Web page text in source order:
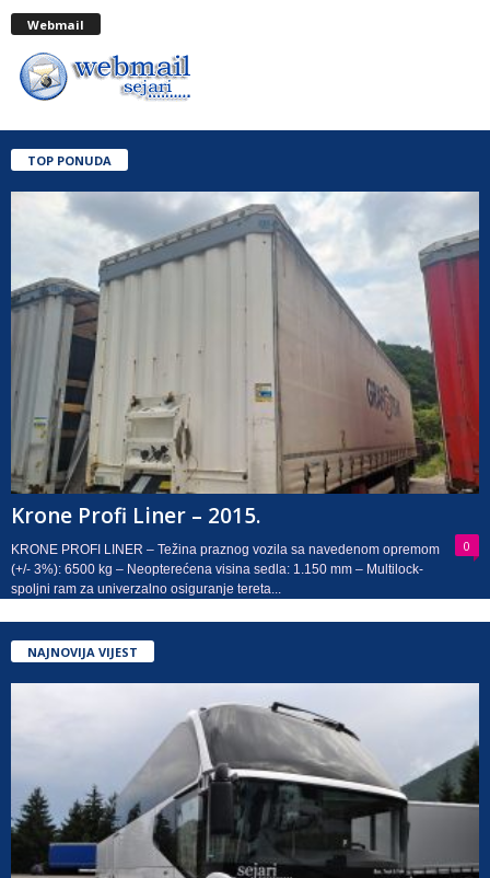
Webmail
TOP PONUDA
Krone Profi Liner – 2015.
0
KRONE PROFI LINER – Težina praznog vozila sa navedenom opremom
(+/- 3%): 6500 kg – Neopterećena visina sedla: 1.150 mm – Multilock-
spoljni ram za univerzalno osiguranje tereta...
NAJNOVIJA VIJEST